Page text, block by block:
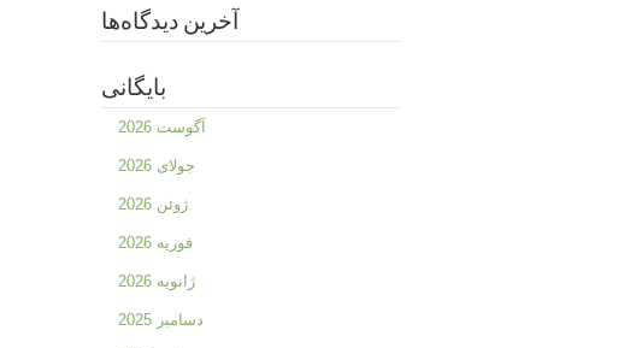
آخرین دیدگاه‌ها
بایگانی
آگوست 2026
جولای 2026
ژوئن 2026
فوریه 2026
ژانویه 2026
دسامبر 2025